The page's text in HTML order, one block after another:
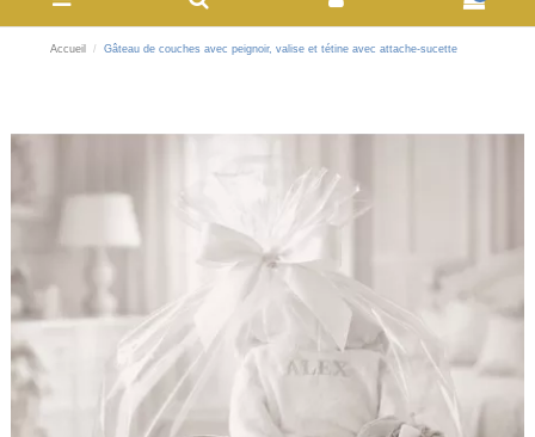
Accueil Gâteau de couches avec peignoir, valise et tétine avec attache-sucette